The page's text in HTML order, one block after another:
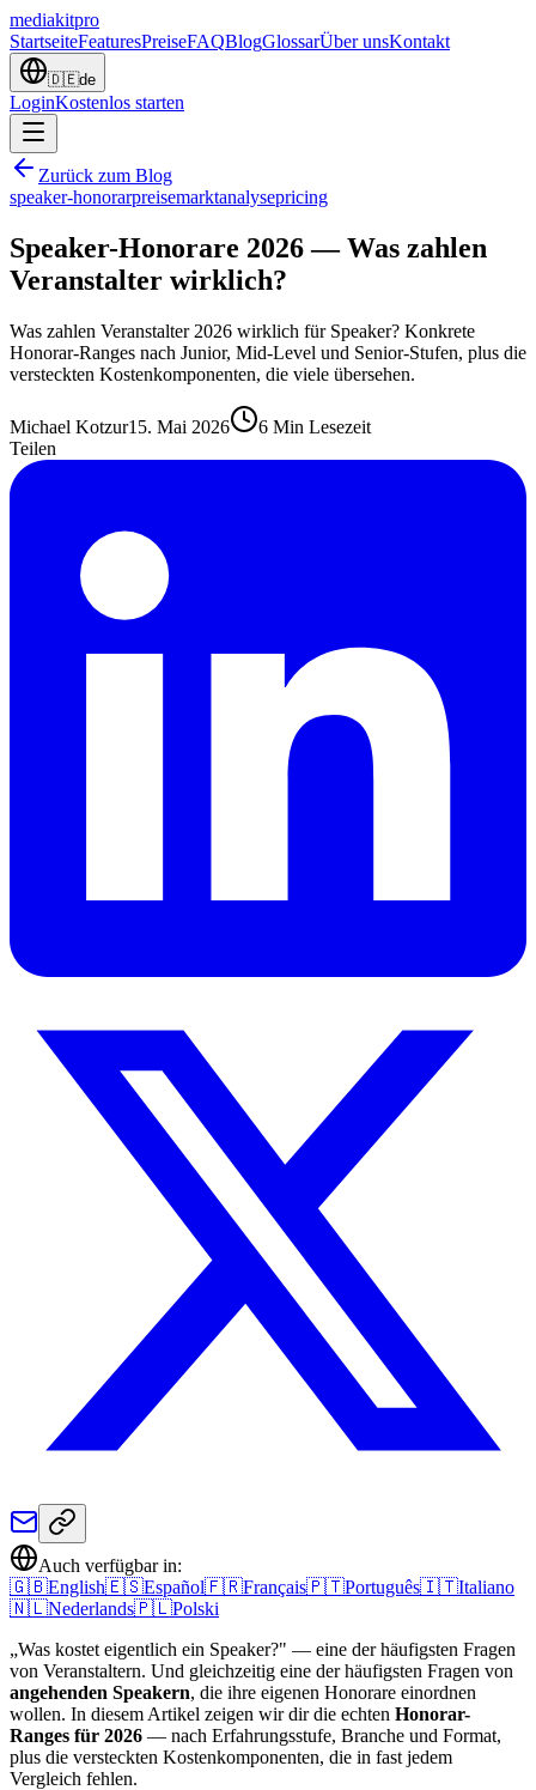
mediakitpro
StartseiteFeaturesPreiseFAQBlogGlossarÜber unsKontakt
🇩🇪de
LoginKostenlos starten
Zurück zum Blog
speaker-honorarpreisemarktanalysepricing
Speaker-Honorare 2026 — Was zahlen
Veranstalter wirklich?
Was zahlen Veranstalter 2026 wirklich für Speaker? Konkrete
Honorar-Ranges nach Junior, Mid-Level und Senior-Stufen, plus die
versteckten Kostenkomponenten, die viele übersehen.
Michael Kotzur15. Mai 2026 6 Min Lesezeit
Teilen
Auch verfügbar in:
🇬🇧English🇪🇸Español🇫🇷Français🇵🇹Português🇮🇹Italiano
🇳🇱Nederlands🇵🇱Polski
„Was kostet eigentlich ein Speaker?" — eine der häufigsten Fragen
von Veranstaltern. Und gleichzeitig eine der häufigsten Fragen von
angehenden Speakern, die ihre eigenen Honorare einordnen
wollen. In diesem Artikel zeigen wir dir die echten Honorar-
Ranges für 2026 — nach Erfahrungsstufe, Branche und Format,
plus die versteckten Kostenkomponenten, die in fast jedem
Vergleich fehlen.